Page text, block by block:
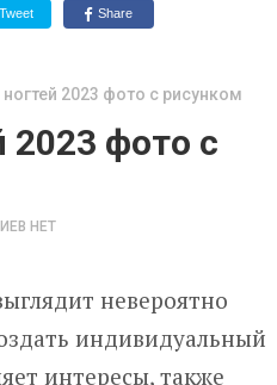
Tweet Share
2023 фото с рисунком
2023 фото с
НЕТ
невероятно
индивидуальный
интересы, также